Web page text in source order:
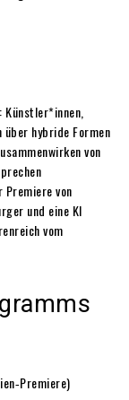
hybride Formen
von
von
und eine KI
vom